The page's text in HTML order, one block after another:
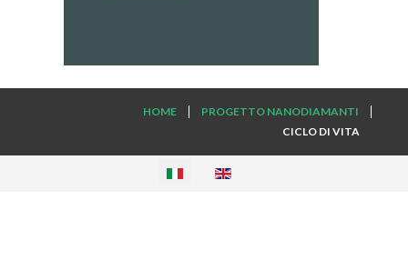
HOME
PROGETTO NANODIAMANTI
CICLO DI VITA